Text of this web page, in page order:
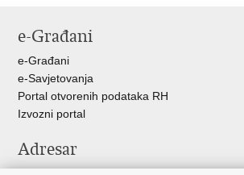
FacebookuTwitteru
e-Građani
e-Građani
e-Savjetovanja
Portal otvorenih podataka RH
Izvozni portal
Adresar